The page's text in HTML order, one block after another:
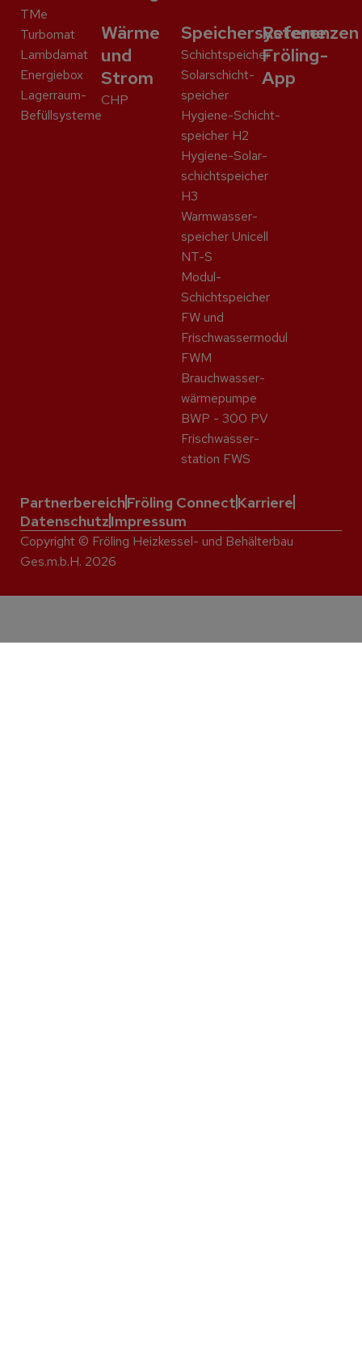
TMe
Turbomat
Lambdamat
Energiebox
Lagerraum-
Befüllsysteme
Wärme
und
Strom
CHP
Speichersysteme
Schicht­speicher
Solar­schicht­
speicher
Hygiene-Schicht­
speicher H2
Hygiene-Solar­
schicht­speicher
H3
Warmwasser­
speicher Unicell
NT-S
Modul-
Schichtspeicher
FW und
Frischwassermodul
FWM
Brauchwasser­
wärme­pumpe
BWP - 300 PV
Frisch­wasser­
station FWS
Referenzen
Fröling-
App
PartnerbereichFröling ConnectKarriere
DatenschutzImpressum
Copyright © Fröling Heizkessel- und Behälterbau
Ges.m.b.H. 2026